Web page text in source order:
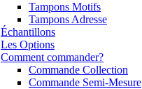
Tampons Motifs
Tampons Adresse
Échantillons
Les Options
Comment commander?
Commande Collection
Commande Semi-Mesure